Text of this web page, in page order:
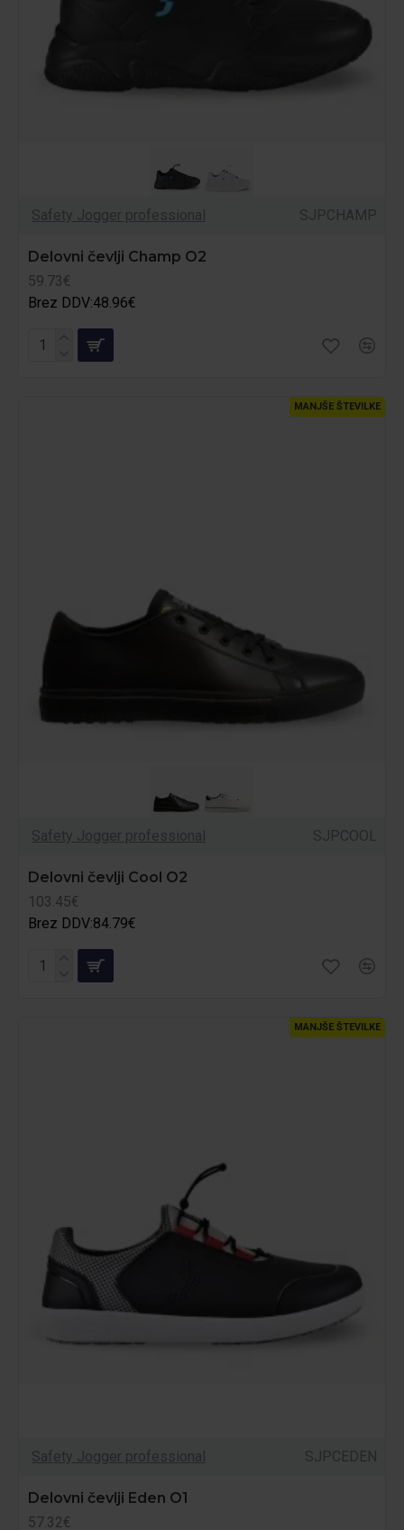
Safety Jogger professional SJPCHAMP
Delovni čevlji Champ O2
59.73€
Brez DDV:48.96€
MANJŠE ŠTEVILKE
Safety Jogger professional SJPCOOL
Delovni čevlji Cool O2
103.45€
Brez DDV:84.79€
MANJŠE ŠTEVILKE
Safety Jogger professional SJPCEDEN
Delovni čevlji Eden O1
57.32€